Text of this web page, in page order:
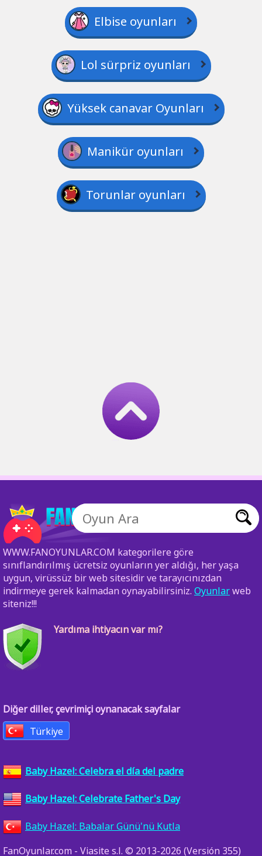
Elbise oyunları
Lol sürpriz oyunları
Yüksek canavar Oyunları
Manikür oyunları
Torunlar oyunları
WWW.FANOYUNLAR.COM kategorilere göre
sınıflandırılmış ücretsiz oyunların yer aldığı, her yaşa
uygun, virüssüz bir web sitesidir ve tarayıcınızdan
indirmeye gerek kalmadan oynayabilirsiniz. Oyunlarweb
siteniz!!!
Yardıma ihtiyacın var mı?
Diğer diller, çevrimiçi oynanacak sayfalar
Türkiye
Baby Hazel: Celebra el día del padre
Baby Hazel: Celebrate Father's Day
Baby Hazel: Babalar Günü'nü Kutla
FanOyunlar.com - Viasite s.l. © 2013-2026 (Versión 355)